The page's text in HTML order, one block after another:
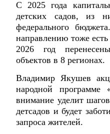
С 2025 года
детских садов, из
федерального
направлению тоже есть
2026 год
объектов в 8 регионах.
Владимир Якушев
народной программе
внимание уделит
детсадов и будет
запроса жителей.